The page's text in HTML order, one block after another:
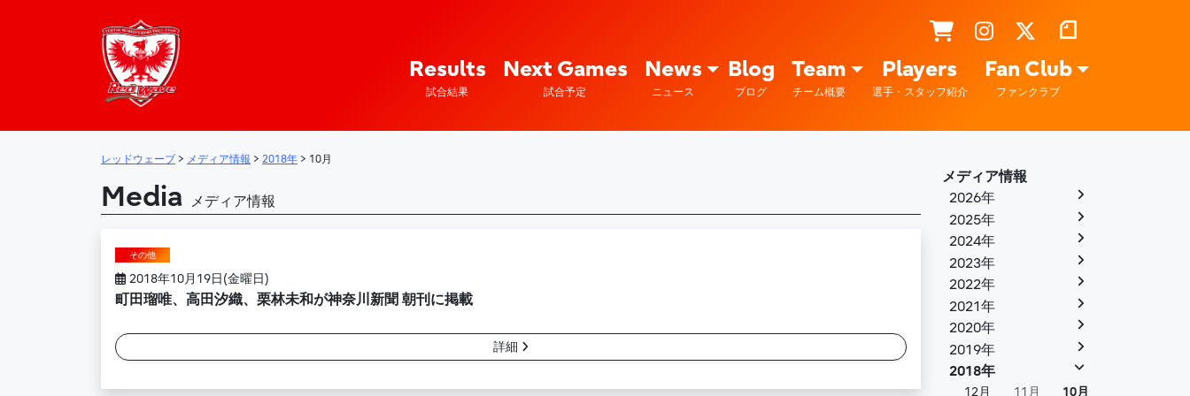
メインナビゲーション
Results
試合結果
Next Games
試合予定
News
ニュース
Blog
ブログ
Team
チーム概要
Players
選手・スタッフ紹介
Fan Club
ファンクラブ
レッドウェーブ > メディア情報 > 2018年 > 10月
Media メディア情報
その他
2018年10月19日(金曜日)
町田瑠唯、高田汐織、栗林未和が神奈川新聞 朝刊に掲載
詳細
メディア情報
2026年
2025年
2024年
2023年
2022年
2021年
2020年
2019年
2018年
12月 11月 10月